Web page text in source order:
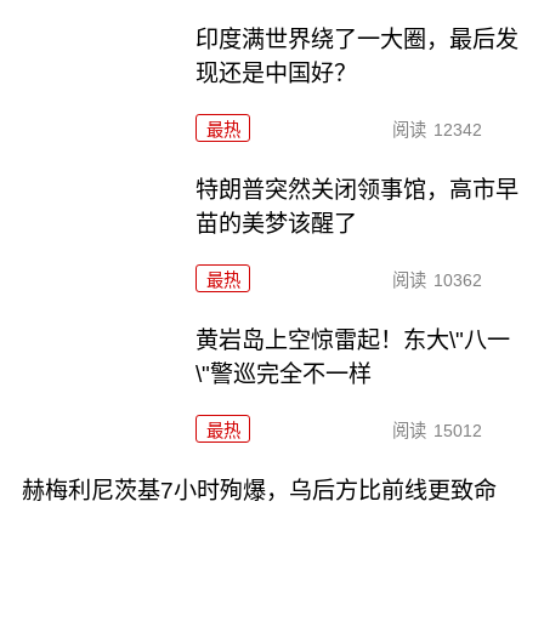
印度满世界绕了一大圈，最后发
现还是中国好？
最热 阅读 12342
特朗普突然关闭领事馆，高市早
苗的美梦该醒了
最热 阅读 10362
黄岩岛上空惊雷起！东大\"八一
\"警巡完全不一样
最热 阅读 15012
赫梅利尼茨基7小时殉爆，乌后方比前线更致命